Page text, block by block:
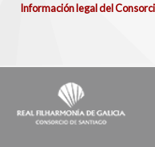
Información legal del